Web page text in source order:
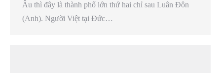
Âu thì đây là thành phố lớn thứ hai chỉ sau Luân Đôn
(Anh). Người Việt tại Đức…